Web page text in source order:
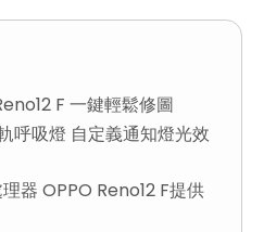
F 一鍵輕鬆修圖
呼吸燈 自定義通知燈光效
器 OPPO Reno12 F提供